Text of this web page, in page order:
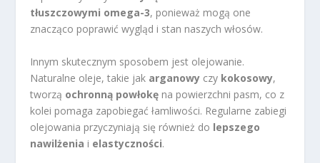
tłuszczowymi omega-3, ponieważ mogą one
znacząco poprawić wygląd i stan naszych włosów.
Innym skutecznym sposobem jest olejowanie.
Naturalne oleje, takie jak arganowy czy kokosowy,
tworzą ochronną powłokę na powierzchni pasm, co z
kolei pomaga zapobiegać łamliwości. Regularne zabiegi
olejowania przyczyniają się również do lepszego
nawilżenia i elastyczności.